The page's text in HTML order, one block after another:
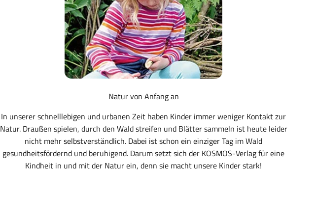
Natur von Anfang an
In unserer schnelllebigen und urbanen Zeit haben Kinder immer weniger Kontakt zur
Natur. Draußen spielen, durch den Wald streifen und Blätter sammeln ist heute leider
nicht mehr selbstverständlich. Dabei ist schon ein einziger Tag im Wald
gesundheitsfördernd und beruhigend. Darum setzt sich der KOSMOS-Verlag für eine
Kindheit in und mit der Natur ein, denn sie macht unsere Kinder stark!